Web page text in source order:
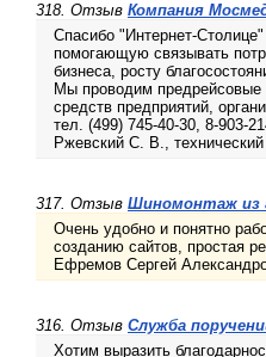
318. Отзыв Компания
Спасибо "Интернет-
помогающую связывать
бизнеса, росту
Мы проводим предрейсовые
средств предприятий,
тел. (499) 745-40-30, 8-903-
Ржевский С. В.,
317. Отзыв Шиномонтаж из
Очень удобно и понятно
созданию сайтов, простая
Ефремов Сергей
316. Отзыв Служба
Хотим выразить